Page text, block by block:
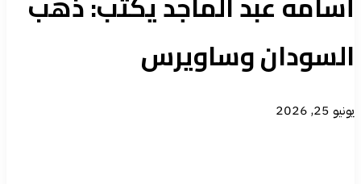
السودان وساويرس
يونيو 25, 2026